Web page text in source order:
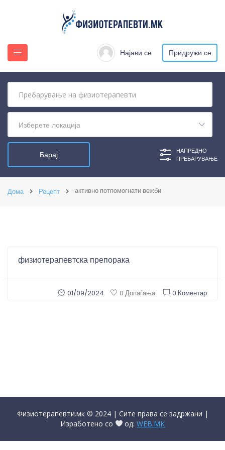
Најави се Придружи се
Изберете локација
НАПРЕДНО
ПРЕБАРУВАЊЕ
Дома Рецепт активно потпомогнати вежби
физиотерапевтска препорака
01/09/2024 0 Допаѓања. 0 Коментар
Физиотерапевти.мк © 2024 | Сите права се задржани |
Изработено со
од:WEB.MK